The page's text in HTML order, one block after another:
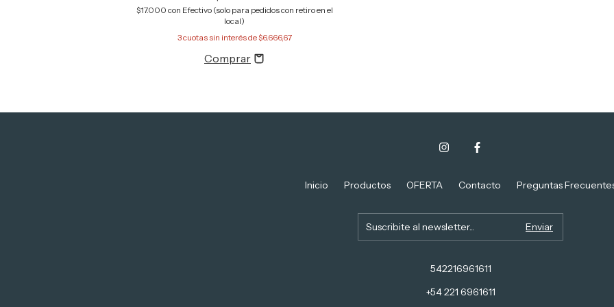
$17.000 con Efectivo (solo para pedidos con retiro en el
local)
3cuotas sin interés de$6.666,67
Inicio Productos OFERTA Contacto Preguntas
542216961611
+54 221 6961611